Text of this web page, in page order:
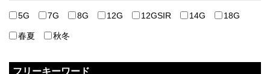
5G 7G 8G 12G 12GSIR 14G 18G
春夏 秋冬
フリーキーワード